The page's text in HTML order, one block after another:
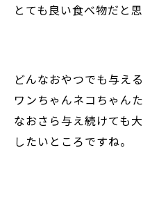
とても良い食べ物だと思
どんなおやつでも与え
ワンちゃんネコちゃん
なおさら与え続けても
したいところですね。